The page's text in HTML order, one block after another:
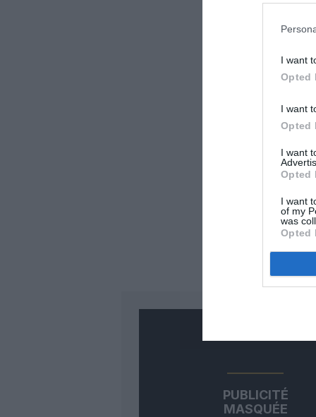
I want
Opted
I want
Opted
I want
Opted
I want
of my
was
Opted
PUBLICITÉ
MASQUÉE